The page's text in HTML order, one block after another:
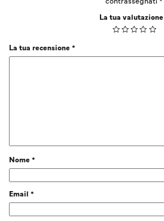
La tua valutazione
La tua recensione*
Nome*
Email *